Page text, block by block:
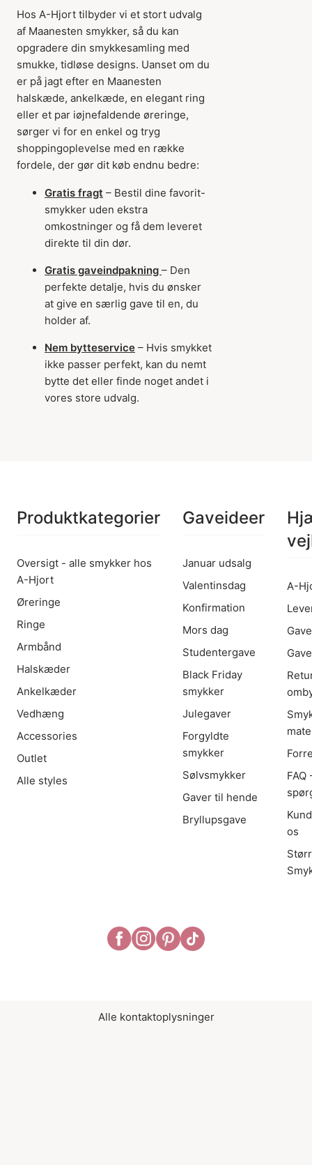
Hos A-Hjort tilbyder vi et stort udvalg
af Maanesten smykker, så du kan
opgradere din smykkesamling med
smukke, tidløse designs. Uanset om du
er på jagt efter en Maanesten
halskæde, ankelkæde, en elegant ring
eller et par iøjnefaldende øreringe,
sørger vi for en enkel og tryg
shoppingoplevelse med en række
fordele, der gør dit køb endnu bedre:
Gratis fragt – Bestil dine favorit-
smykker uden ekstra
omkostninger og få dem leveret
direkte til din dør.
Gratis gaveindpakning – Den
perfekte detalje, hvis du ønsker
at give en særlig gave til en, du
holder af.
Nem bytteservice – Hvis smykket
ikke passer perfekt, kan du nemt
bytte det eller finde noget andet i
vores store udvalg.
Produktkategorier
Oversigt - alle smykker hos
A-Hjort
Øreringe
Ringe
Armbånd
Halskæder
Ankelkæder
Vedhæng
Accessories
Outlet
Alle styles
Gaveideer
Januar udsalg
Valentinsdag
Konfirmation
Mors dag
Studentergave
Black Friday
smykker
Julegaver
Forgyldte
smykker
Sølvsmykker
Gaver til hende
Bryllupsgave
A-
os
Alle kontaktoplysninger